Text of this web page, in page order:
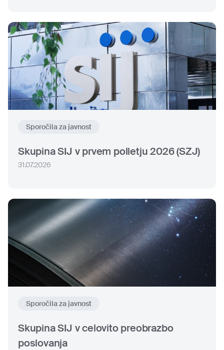
Sporočila za javnost
Skupina SIJ v prvem polletju 2026 (SZJ)
31.07.2026
Sporočila za javnost
Skupina SIJ v celovito preobrazbo
poslovanja